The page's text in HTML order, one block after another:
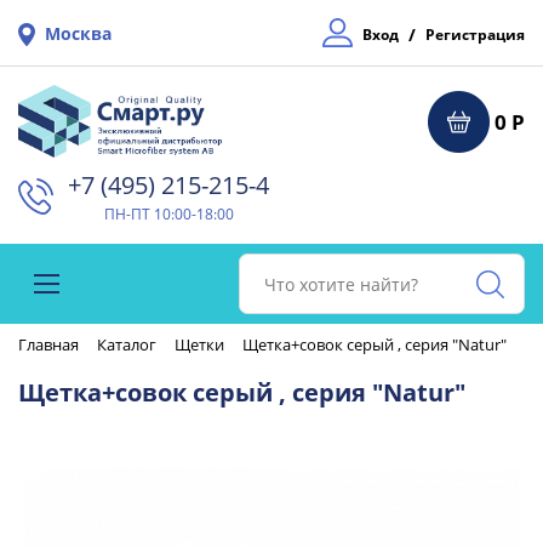
Москва Вход / Регистрация
0 Р
+7 (495) 215-215-4⁠
ПН-ПТ 10:00-18:00
Главная Каталог Щетки Щетка+совок серый , серия "Natur"
Щетка+совок серый , серия "Natur"